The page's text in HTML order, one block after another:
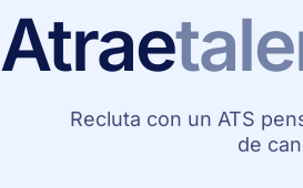
Atrae
Recluta con un ATS
de